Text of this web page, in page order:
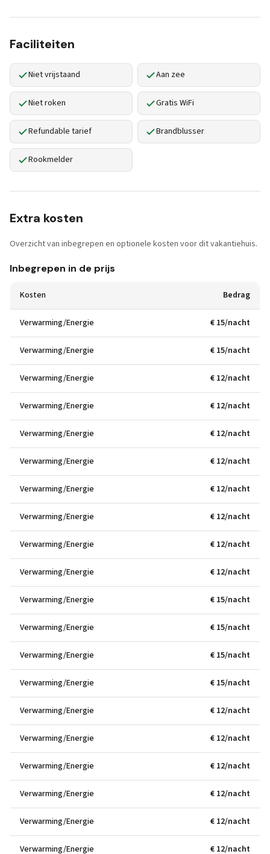
Faciliteiten
Niet vrijstaand Aan zee
Niet roken Gratis WiFi
Refundable tarief Brandblusser
Rookmelder
Extra kosten
Overzicht van inbegrepen en optionele kosten voor dit vakantiehuis.
Inbegrepen in de prijs
Kosten Bedrag
Verwarming/Energie € 15/nacht
Verwarming/Energie € 15/nacht
Verwarming/Energie € 12/nacht
Verwarming/Energie € 12/nacht
Verwarming/Energie € 12/nacht
Verwarming/Energie € 12/nacht
Verwarming/Energie € 12/nacht
Verwarming/Energie € 12/nacht
Verwarming/Energie € 12/nacht
Verwarming/Energie € 12/nacht
Verwarming/Energie € 15/nacht
Verwarming/Energie € 15/nacht
Verwarming/Energie € 15/nacht
Verwarming/Energie € 15/nacht
Verwarming/Energie € 12/nacht
Verwarming/Energie € 12/nacht
Verwarming/Energie € 12/nacht
Verwarming/Energie € 12/nacht
Verwarming/Energie € 12/nacht
Verwarming/Energie € 12/nacht